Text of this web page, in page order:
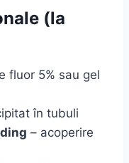
(la
fluor 5% sau gel
în tubuli
– acoperire